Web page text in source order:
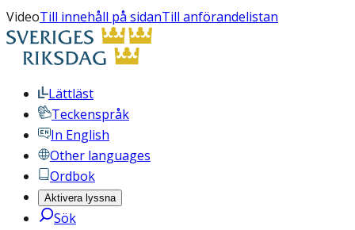
VideoTill innehåll på sidanTill anförandelistan
Lättläst
Teckenspråk
In English
Other languages
Ordbok
Aktivera lyssna
Sök